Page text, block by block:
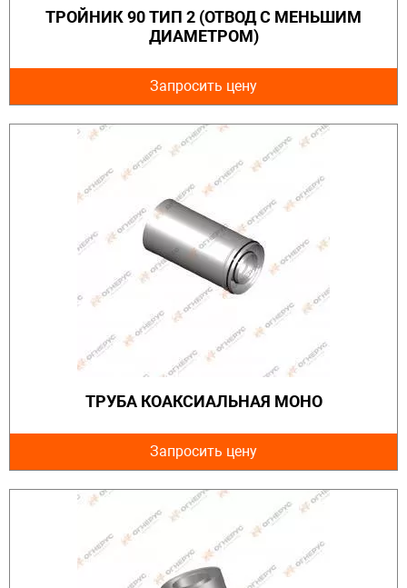
ТРОЙНИК 90 ТИП 2 (ОТВОД С МЕНЬШИМ
ДИАМЕТРОМ)
Запросить цену
ТРУБА КОАКСИАЛЬНАЯ МОНО
Запросить цену